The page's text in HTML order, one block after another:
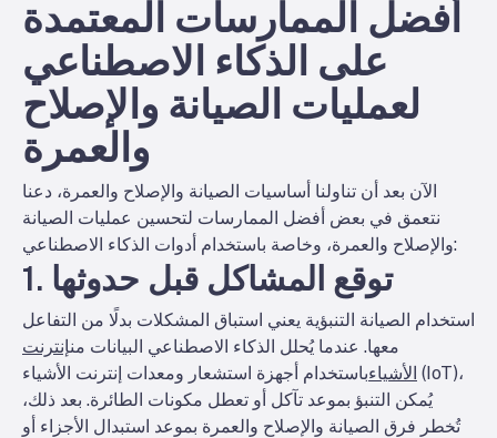
أفضل الممارسات المعتمدة
على الذكاء الاصطناعي
لعمليات الصيانة والإصلاح
والعمرة
الآن بعد أن تناولنا أساسيات الصيانة والإصلاح والعمرة، دعنا
نتعمق في بعض أفضل الممارسات لتحسين عمليات الصيانة
والإصلاح والعمرة، وخاصة باستخدام أدوات الذكاء الاصطناعي:
1. توقع المشاكل قبل حدوثها
استخدام الصيانة التنبؤية يعني استباق المشكلات بدلًا من التفاعل
معها. عندما يُحلل الذكاء الاصطناعي البيانات منإنترنت
الأشياءباستخدام أجهزة استشعار ومعدات إنترنت الأشياء (IoT)،
يُمكن التنبؤ بموعد تآكل أو تعطل مكونات الطائرة. بعد ذلك،
تُخطر فرق الصيانة والإصلاح والعمرة بموعد استبدال الأجزاء أو